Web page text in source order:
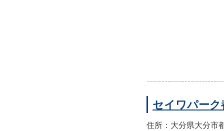
セイワパーク
住所：大分県大分市